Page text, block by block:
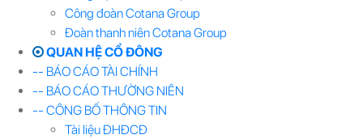
Công đoàn Cotana Group
Đoàn thanh niên Cotana Group
QUAN HỆ CỔ ĐÔNG
-- BÁO CÁO TÀI CHÍNH
-- BÁO CÁO THƯỜNG NIÊN
-- CÔNG BỐ THÔNG TIN
Tài liệu ĐHĐCĐ